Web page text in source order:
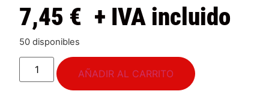
7,45 € + IVA incluido
50 disponibles
AÑADIR AL CARRITO